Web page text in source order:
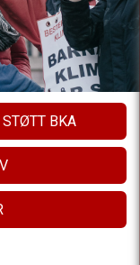
STØTT BKA